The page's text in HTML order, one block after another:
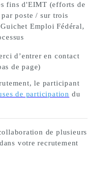
fins d'EIMT (efforts de
poste / sur trois
Emploi Fédéral,
d’entrer en contact
de page)
le participant
de participation du
de plusieurs
votre recrutement